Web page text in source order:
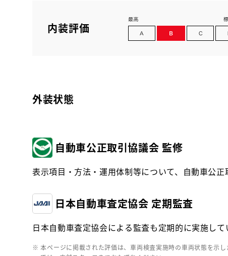
内装評価
外装状態
自動車公正取引協議会 監修
表示項目・方法・運用体制等について、自動車公
日本自動車査定協会 定期監査
日本自動車査定協会による監査も定期的に実施して
※ 本ページに掲載された評価は、車両検査実施時の車両状態を示